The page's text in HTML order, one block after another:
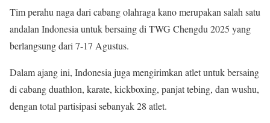
Tim perahu naga dari cabang olahraga kano merupakan salah satu
andalan Indonesia untuk bersaing di TWG Chengdu 2025 yang
berlangsung dari 7-17 Agustus.
Dalam ajang ini, Indonesia juga mengirimkan atlet untuk bersaing
di cabang duathlon, karate, kickboxing, panjat tebing, dan wushu,
dengan total partisipasi sebanyak 28 atlet.